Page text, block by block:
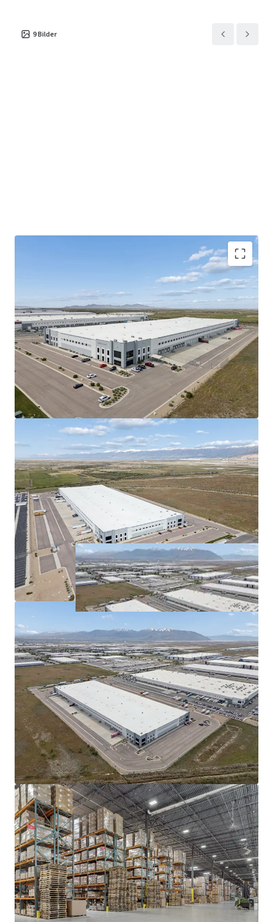
9Bilder
100% occupancy assures immediate
cash flow
stabilityand returns from day one.
325,215 sqft.newly built facility offers modern
logistics capabilities.
StrategicSalt Lake City Northwest Quadrant
location
enhances tenant retention and market
demand.
Proximity to I-215 and I-80
optimizes distribution
efficiency.
Long-term market growth in Salt Lake City
signifiesvalue-appreciation potential.